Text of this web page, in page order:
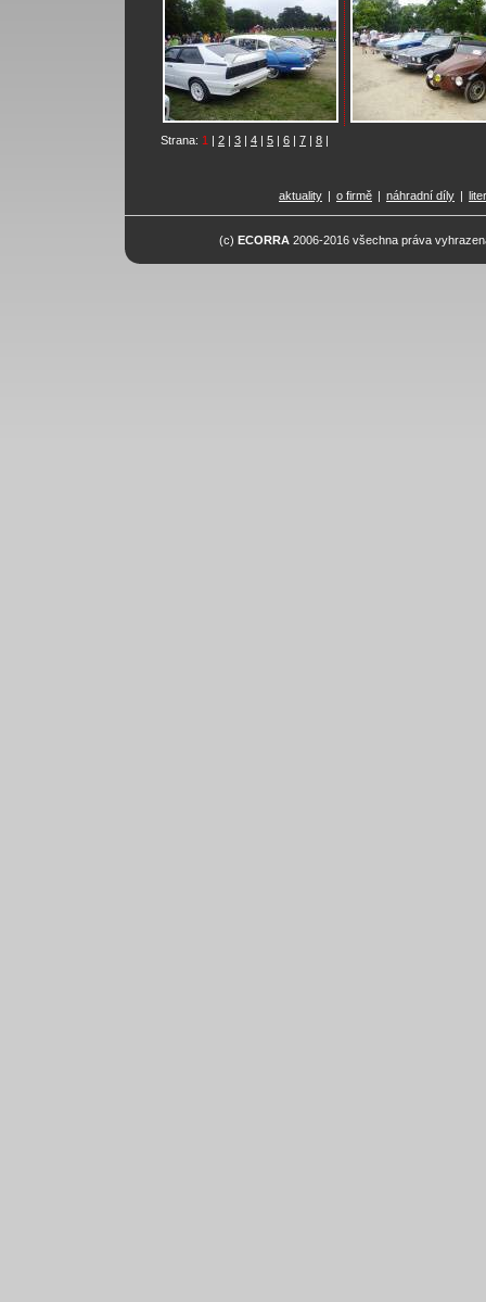
Strana: 1 | 2 | 3 | 4 | 5 | 6 | 7 | 8 |
aktuality | o firmě | náhradní díly |
(c) ECORRA 2006-2016 všechna práva